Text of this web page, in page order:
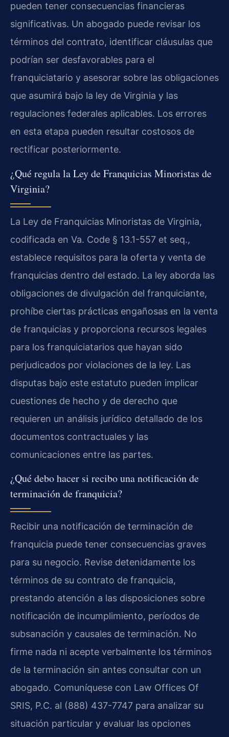
pueden tener consecuencias financieras
significativas. Un abogado puede revisar los
términos del contrato, identificar cláusulas que
podrían ser desfavorables para el
franquiciatario y asesorar sobre las obligaciones
que asumirá bajo la ley de Virginia y las
regulaciones federales aplicables. Los errores
en esta etapa pueden resultar costosos de
rectificar posteriormente.
¿Qué regula la Ley de Franquicias Minoristas de
Virginia?
La Ley de Franquicias Minoristas de Virginia,
codificada en Va. Code § 13.1-557 et seq.,
establece requisitos para la oferta y venta de
franquicias dentro del estado. La ley aborda las
obligaciones de divulgación del franquiciante,
prohíbe ciertas prácticas engañosas en la venta
de franquicias y proporciona recursos legales
para los franquiciatarios que hayan sido
perjudicados por violaciones de la ley. Las
disputas bajo este estatuto pueden implicar
cuestiones de hecho y de derecho que
requieren un análisis jurídico detallado de los
documentos contractuales y las
comunicaciones entre las partes.
¿Qué debo hacer si recibo una notificación de
terminación de franquicia?
Recibir una notificación de terminación de
franquicia puede tener consecuencias graves
para su negocio. Revise detenidamente los
términos de su contrato de franquicia,
prestando atención a las disposiciones sobre
notificación de incumplimiento, períodos de
subsanación y causales de terminación. No
firme nada ni acepte verbalmente los términos
de la terminación sin antes consultar con un
abogado. Comuníquese con Law Offices Of
SRIS, P.C. al (888) 437-7747 para analizar su
situación particular y evaluar las opciones